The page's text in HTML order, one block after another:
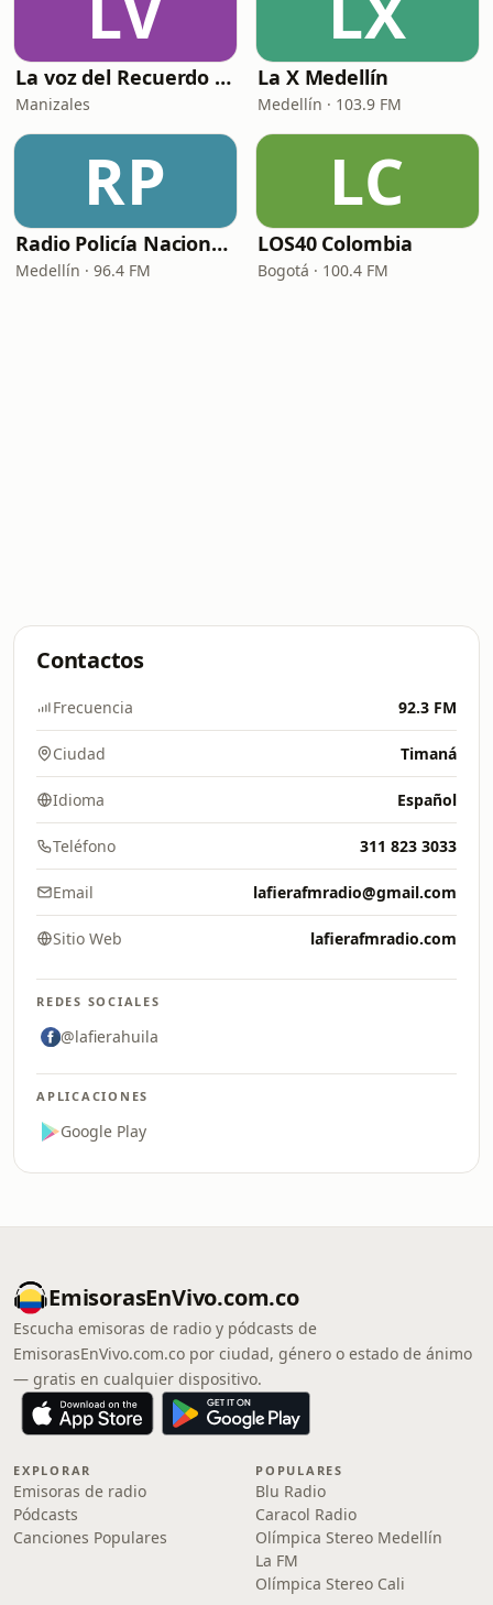
La voz del Recuerdo Manizales
Manizales
La X Medellín
Medellín · 103.9 FM
RP
Radio Policía Nacional - Medellín
Medellín · 96.4 FM
LC
LOS40 Colombia
Bogotá · 100.4 FM
Contactos
Frecuencia 92.3 FM
Ciudad Timaná
Idioma Español
Teléfono 311 823 3033
Email lafierafmradio@gmail.com
Sitio Web lafierafmradio.com
REDES SOCIALES
@lafierahuila
APLICACIONES
Google Play
EmisorasEnVivo.com.co
Escucha emisoras de radio y pódcasts de
EmisorasEnVivo.com.co por ciudad, género o estado de ánimo
— gratis en cualquier dispositivo.
EXPLORAR
Emisoras de radio
Pódcasts
Canciones Populares
POPULARES
Blu Radio
Caracol Radio
Olímpica Stereo Medellín
La FM
Olímpica Stereo Cali